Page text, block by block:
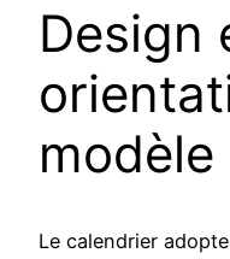
Design
modèle
Le calendrier